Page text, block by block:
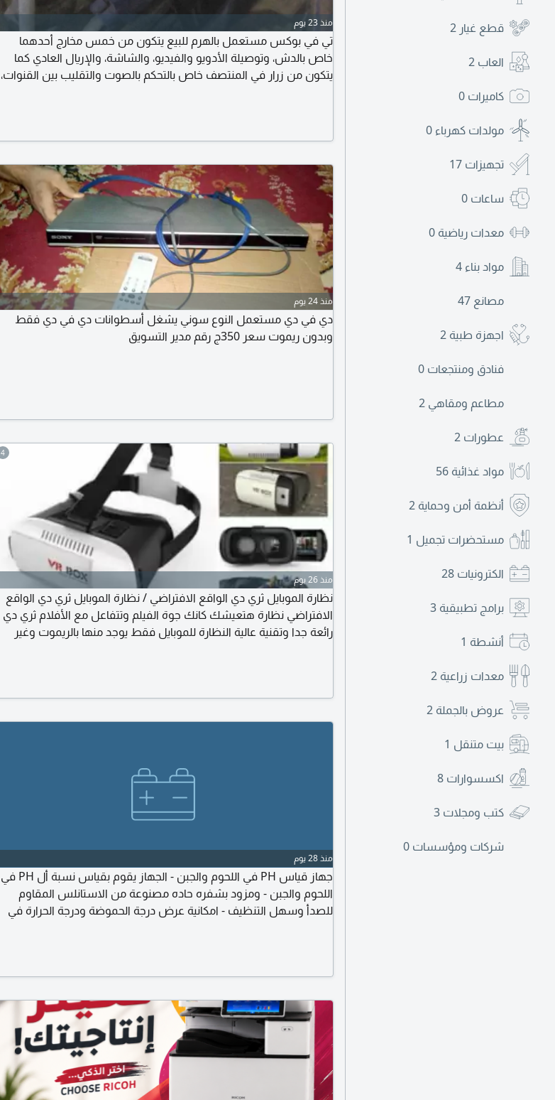
قطع غيار 2
العاب 2
كاميرات 0
مولدات كهرباء 0
تجهيزات 17
ساعات 0
معدات رياضية 0
مواد بناء 4
مصانع 47
اجهزة طبية 2
فنادق ومنتجعات 0
مطاعم ومقاهي 2
عطورات 2
مواد غذائية 56
أنظمة أمن وحماية 2
مستحضرات تجميل 1
الكترونيات 28
برامج تطبيقية 3
أنشطة 1
معدات زراعية 2
عروض بالجملة 2
بيت متنقل 1
اكسسوارات 8
كتب ومجلات 3
شركات ومؤسسات 0
منذ 23 يوم
تي في بوكس مستعمل بالهرم للبيع يتكون من خمس مخارج أحدهما
خاص بالدش، وتوصيلة الأدويو والفيديو، والشاشة، والإريال العادي كما
يتكون من زرار في المنتصف خاص بالتحكم بالصوت والتقليب بين القنوات،
منذ 24 يوم
دي في دي مستعمل النوع سوني يشغل أسطوانات دي في دي فقط
وبدون ريموت سعر 350ج رقم مدير التسويق
4
منذ 26 يوم
نظارة الموبايل ثري دي الواقع الافتراضي / نظارة الموبايل ثري دي الواقع
الافتراضي نظارة هتعيشك كانك جوة الفيلم وتتفاعل مع الأفلام ثري دي
رائعة جدا وتقنية عالية النظارة للموبايل فقط يوجد منها بالريموت وغير
منذ 28 يوم
جهاز قياس PH في اللحوم والجبن - الجهاز يقوم بقياس نسبة أل PH في
اللحوم والجبن - ومزود بشفره حاده مصنوعة من الاستانلس المقاوم
للصدأ وسهل التنظيف - امكانية عرض درجة الحموضة ودرجة الحرارة في